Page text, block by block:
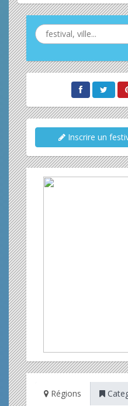
Inscrire un
Régions